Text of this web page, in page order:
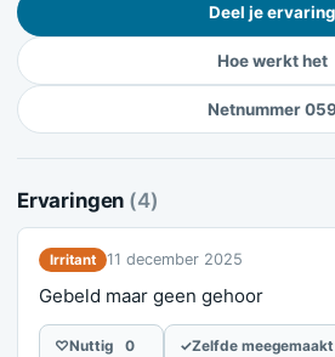
Deel je ervaring
Hoe werkt het
Netnummer
Ervaringen (4)
Irritant 11 december 2025
Gebeld maar geen gehoor
♡Nuttig 0 ✓Zelfde meegemaakt